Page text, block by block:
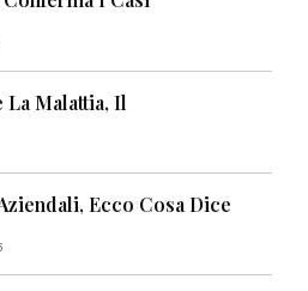
La Malattia, Il
Ecco Cosa Dice